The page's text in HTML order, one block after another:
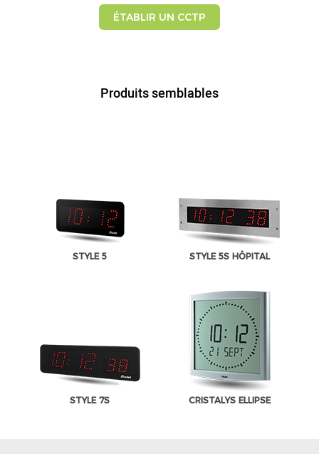
ÉTABLIR UN CCTP
Produits semblables
STYLE 5 STYLE 5S HÔPITAL
STYLE 7S CRISTALYS ELLIPSE